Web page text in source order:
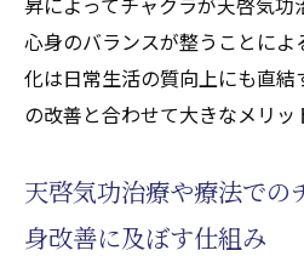
心身のバランスが整うことによ
化は日常生活の質向上にも直
の改善と合わせて大きなメリッ
天啓気功治療や療法での
身改善に及ぼす仕組み